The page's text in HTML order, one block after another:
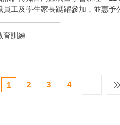
工及學生家長踴躍參加，並惠予
育訓練
1 2 3 4